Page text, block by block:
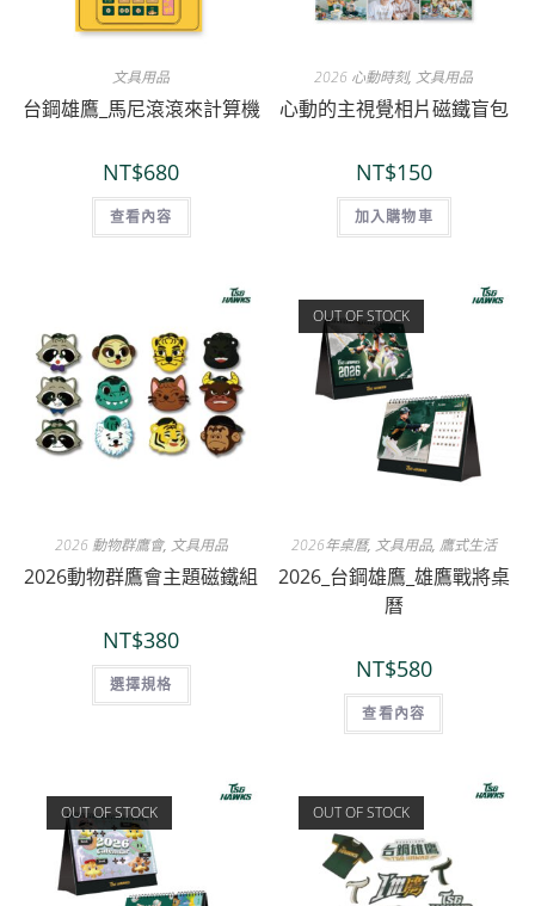
文具用品
台鋼雄鷹_馬尼滾滾來計算機
NT$680
查看內容
2026 心動時刻, 文具用品
心動的主視覺相片磁鐵盲包
NT$150
加入購物車
2026 動物群鷹會, 文具用品
2026動物群鷹會主題磁鐵組
NT$380
選擇規格
OUT OF STOCK
2026年桌曆, 文具用品, 鷹式生活
2026_台鋼雄鷹_雄鷹戰將桌
曆
NT$580
查看內容
OUT OF STOCK OUT OF STOCK